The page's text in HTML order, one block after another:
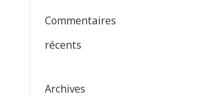
Commentaires
récents
Archives